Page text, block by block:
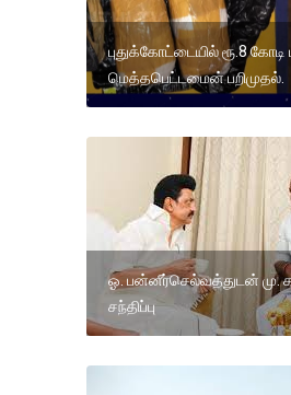
புதுக்கோட்டையில் ரூ.8 கோடி
மெத்தபெட்டமைன் பறிமுதல்.
ஓ. பன்னீர்செல்வத்துடன் மு.
சந்திப்பு